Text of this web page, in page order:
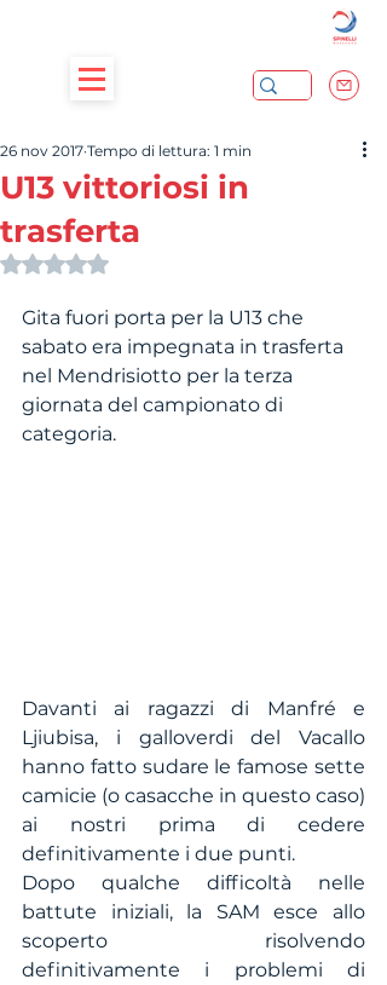
U13 vittoriosi in
trasferta
26 nov 2017 Tempo di lettura: 1 min
Valutazione NaN stelle su 5.
Gita fuori porta per la U13 che
sabato era impegnata in trasferta
nel Mendrisiotto per la terza
giornata del campionato di
categoria.
Davanti ai ragazzi di Manfré e
Ljiubisa, i galloverdi del Vacallo
hanno fatto sudare le famose sette
camicie (o casacche in questo caso)
ai nostri prima di cedere
definitivamente i due punti.
Dopo qualche difficoltà nelle
battute iniziali, la SAM esce allo
scoperto risolvendo
definitivamente i problemi di